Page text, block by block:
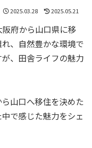
2025.03.28 2025.05.21
府から山口県に移
、自然豊かな環境で
、田舎ライフの魅力
山口へ移住を決めた
で感じた魅力をシェ